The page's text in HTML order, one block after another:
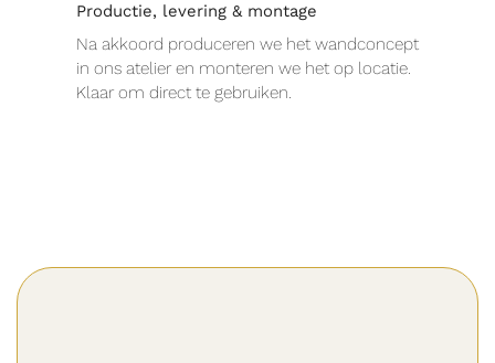
Productie, levering & montage
Na akkoord produceren we het wandconcept
in ons atelier en monteren we het op locatie.
Klaar om direct te gebruiken.